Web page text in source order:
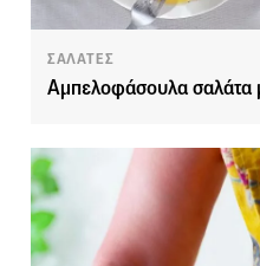
ΣΑΛΑΤΕΣ
Αμπελοφάσουλα σαλάτα